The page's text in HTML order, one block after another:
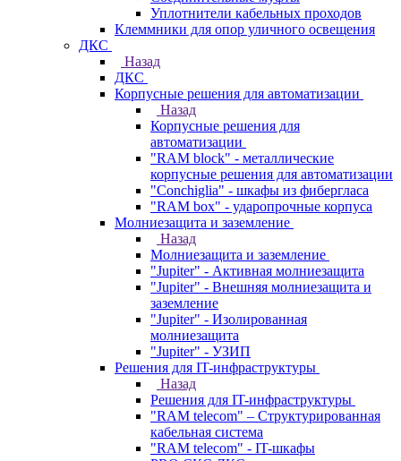
Уплотнители кабельных проходов
Клеммники для опор уличного освещения
ДКС
Назад
ДКС
Корпусные решения для автоматизации
Назад
Корпусные решения для
автоматизации
"RAM block" - металлические
корпусные решения для автоматизации
"Conchiglia" - шкафы из фибергласа
"RAM box" - ударопрочные корпуса
Молниезащита и заземление
Назад
Молниезащита и заземление
"Jupiter" - Активная молниезащита
"Jupiter" - Внешняя молниезащита и
заземление
"Jupiter" - Изолированная
молниезащита
"Jupiter" - УЗИП
Решения для IT-инфраструктуры
Назад
Решения для IT-инфраструктуры
"RAM telecom" – Структурированная
кабельная система
"RAM telecom" - IT-шкафы